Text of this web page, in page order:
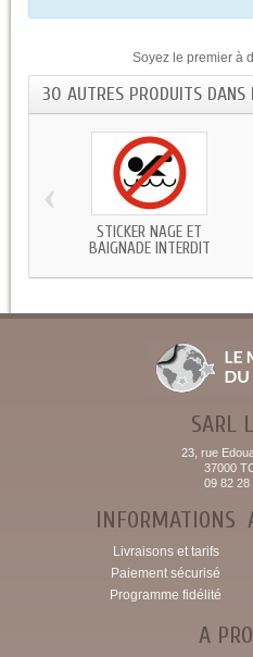
Soyez le premier à
30 AUTRES PRODUITS DANS
STICKER NAGE ET
BAIGNADE INTERDIT
‹
SARL
23, rue
37000
09 82 28
INFORMATIONS
Livraisons et tarifs
Paiement sécurisé
Programme fidélité
A